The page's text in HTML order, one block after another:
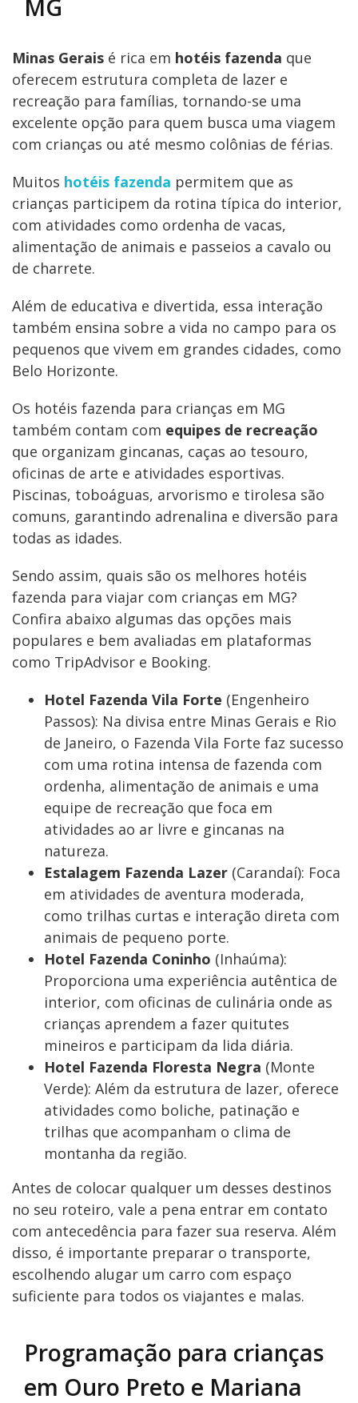
MG
Minas Gerais é rica em hotéis fazenda que
oferecem estrutura completa de lazer e
recreação para famílias, tornando-se uma
excelente opção para quem busca uma viagem
com crianças ou até mesmo colônias de férias.
Muitos hotéis fazenda permitem que as
crianças participem da rotina típica do interior,
com atividades como ordenha de vacas,
alimentação de animais e passeios a cavalo ou
de charrete.
Além de educativa e divertida, essa interação
também ensina sobre a vida no campo para os
pequenos que vivem em grandes cidades, como
Belo Horizonte.
Os hotéis fazenda para crianças em MG
também contam com equipes de recreação
que organizam gincanas, caças ao tesouro,
oficinas de arte e atividades esportivas.
Piscinas, toboáguas, arvorismo e tirolesa são
comuns, garantindo adrenalina e diversão para
todas as idades.
Sendo assim, quais são os melhores hotéis
fazenda para viajar com crianças em MG?
Confira abaixo algumas das opções mais
populares e bem avaliadas em plataformas
como TripAdvisor e Booking.
Hotel Fazenda Vila Forte (Engenheiro
Passos): Na divisa entre Minas Gerais e Rio
de Janeiro, o Fazenda Vila Forte faz sucesso
com uma rotina intensa de fazenda com
ordenha, alimentação de animais e uma
equipe de recreação que foca em
atividades ao ar livre e gincanas na
natureza.
Estalagem Fazenda Lazer (Carandaí): Foca
em atividades de aventura moderada,
como trilhas curtas e interação direta com
animais de pequeno porte.
Hotel Fazenda Coninho (Inhaúma):
Proporciona uma experiência autêntica de
interior, com oficinas de culinária onde as
crianças aprendem a fazer quitutes
mineiros e participam da lida diária.
Hotel Fazenda Floresta Negra (Monte
Verde): Além da estrutura de lazer, oferece
atividades como boliche, patinação e
trilhas que acompanham o clima de
montanha da região.
Antes de colocar qualquer um desses destinos
no seu roteiro, vale a pena entrar em contato
com antecedência para fazer sua reserva. Além
disso, é importante preparar o transporte,
escolhendo alugar um carro com espaço
suficiente para todos os viajantes e malas.
Programação para crianças
em Ouro Preto e Mariana